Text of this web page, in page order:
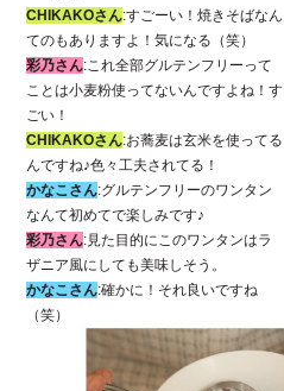
CHIKAKOさん:すごーい！焼きそばなん
てのもありますよ！気になる（笑）
彩乃さん:これ全部グルテンフリーって
ことは小麦粉使ってないんですよね！す
ごい！
CHIKAKOさん:お蕎麦は玄米を使ってる
んですね♪色々工夫されてる！
かなこさん:グルテンフリーのワンタン
なんて初めてで楽しみです♪
彩乃さん:見た目的にこのワンタンはラ
ザニア風にしても美味しそう。
かなこさん:確かに！それ良いですね
（笑）